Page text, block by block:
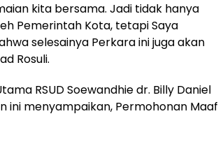
kita bersama. Jadi tidak hanya
Pemerintah Kota, tetapi Saya
selesainya Perkara ini juga akan
Rosuli.
RSUD Soewandhie dr. Billy Daniel
ini menyampaikan, Permohonan Maaf